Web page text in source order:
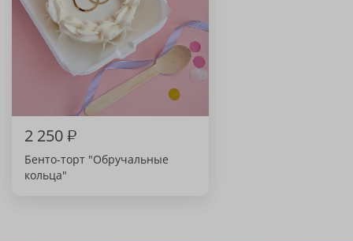
2 250₽
Бенто-торт "Обручальные
кольца"